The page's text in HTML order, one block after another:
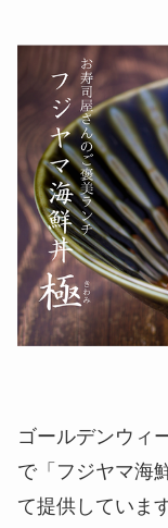
ゴールデンウィ
で「フジヤマ海
て提供していま